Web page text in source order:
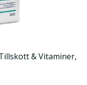
& Vitaminer,